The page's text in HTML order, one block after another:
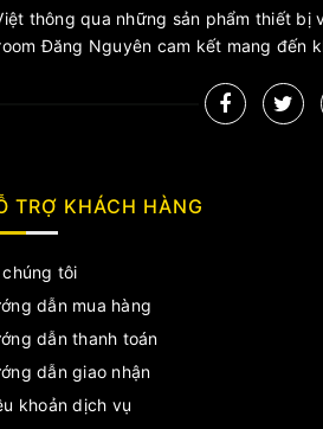
thông qua những sản phẩm thiết
Đăng Nguyên cam kết mang đến
TRỢ KHÁCH HÀNG
chúng tôi
dẫn mua hàng
dẫn thanh toán
dẫn giao nhận
khoản dịch vụ